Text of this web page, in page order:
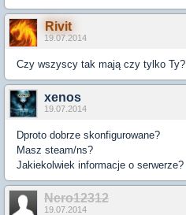
Rivit
19.07.2014
Czy wszyscy tak mają czy tylko Ty?
xenos
19.07.2014
Dproto dobrze skonfigurowane?
Masz steam/ns?
Jakiekolwiek informacje o serwerze?
Nero12312
19.07.2014